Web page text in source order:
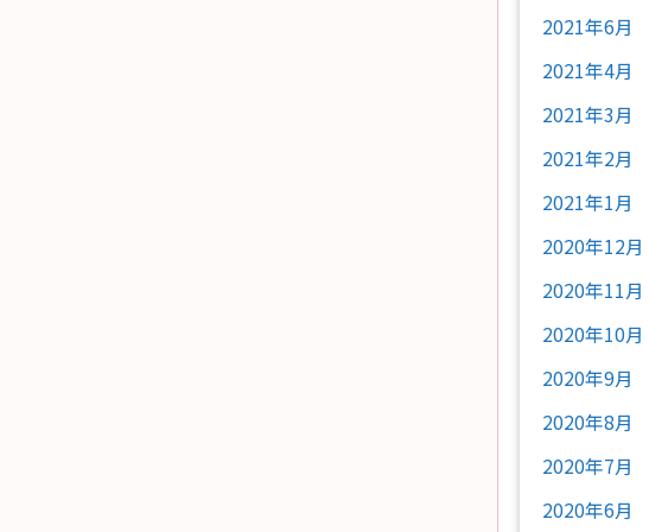
2021年6月
2021年4月
2021年3月
2021年2月
2021年1月
2020年12月
2020年11月
2020年10月
2020年9月
2020年8月
2020年7月
2020年6月